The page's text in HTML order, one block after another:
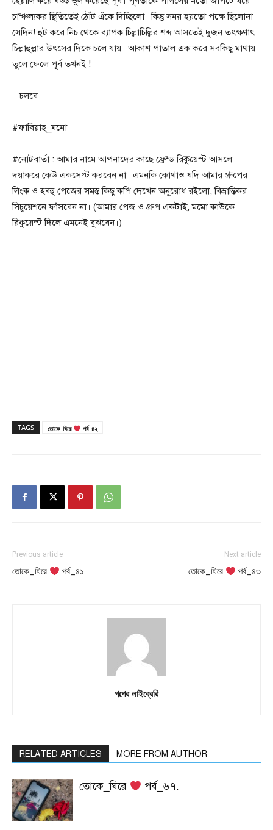
চান্ঞ্চল্যকর স্থিতিতেই ঠোঁট এঁকে দিচ্ছিলো। কিন্তু সময় হয়তো পক্ষে ছিলোনা
সেদিন! হুট করে নিচ থেকে ব্যাপক চিল্লাচিল্লির শব্দ আসতেই দুজন তৎক্ষণাৎ
চিল্লাহুল্লার উৎসের দিকে চলে যায়। আকাশ পাতাল এক করে সবকিছু মাথায়
তুলে ফেলে পূর্ব তখনই !
– চলবে
#ফাবিয়াহ্_মমো
#নোটবার্তা : আমার নামে আপনাদের কাছে ফ্রেন্ড রিকুয়েস্ট আসলে
দয়াকরে কেউ একসেপ্ট করবেন না। এমনকি কোথাও যদি আমার গ্রুপের
লিংক ও হবহু পেজের সমস্ত কিছু কপি দেখেন অনুরোধ রইলো, বিভ্রান্তিকর
সিচুয়েশনে ফাঁসবেন না। (আমার পেজ ও গ্রুপ একটাই, মমো কাউকে
রিকুয়েস্ট দিলে এমনেই বুঝবেন।)
TAGS তোকে_ঘিরে পর্ব_৪২
Previous article
তোকে_ঘিরে পর্ব_৪১
Next article
তোকে_ঘিরে পর্ব_৪৩
গল্পের লাইব্রেরি
RELATED ARTICLES MORE FROM AUTHOR
তোকে_ঘিরে পর্ব_৬৭.